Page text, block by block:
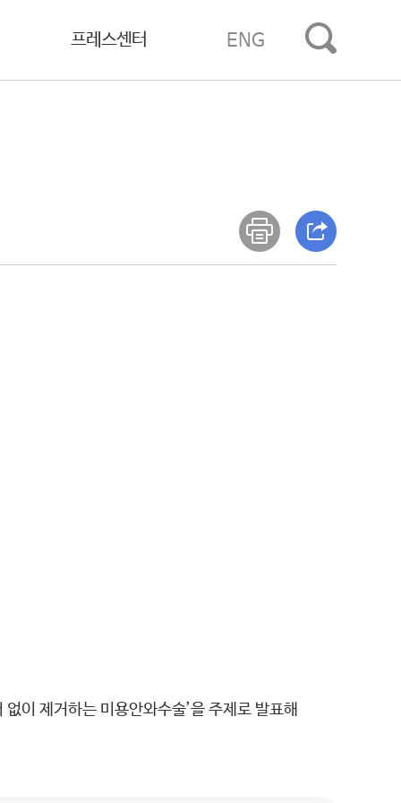
프레스센터 ENG
이 제거하는 미용안와수술’을 주제로 발표해